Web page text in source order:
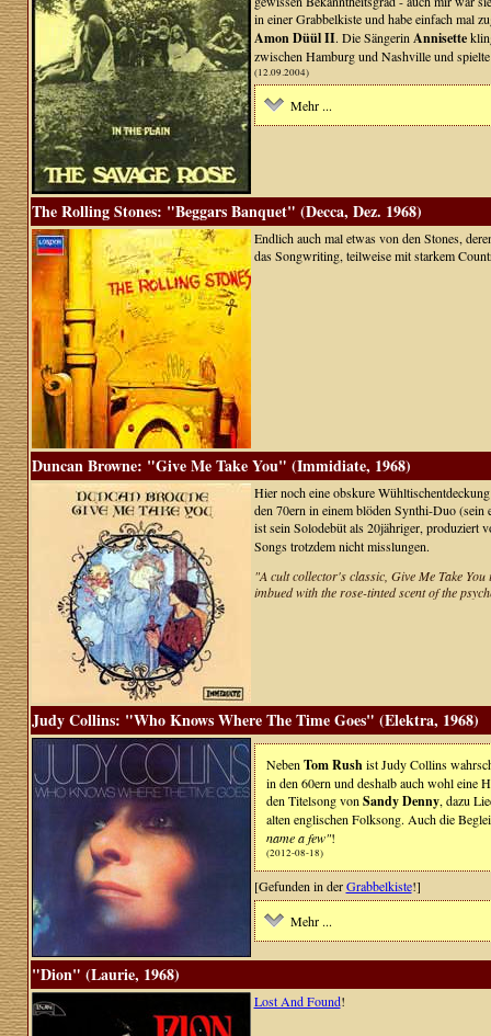
in einer Grabbelkiste und habe einfach mal
Amon Düül II. Die Sängerin Annisette
zwischen Hamburg und Nashville und
(12.09.2004)
Mehr ...
The Rolling Stones: "Beggars Banquet" (Decca, Dez. 1968)
Endlich auch mal etwas von den Stones,
das Songwriting, teilweise mit starkem
Duncan Browne: "Give Me Take You" (Immidiate, 1968)
Hier noch eine obskure
den 70ern in einem blöden Synthi-Duo (sein
ist sein Solodebüt als 20jähriger, produziert
Songs trotzdem nicht misslungen.
"A cult collector's classic, Give Me Take
imbued with the rose-tinted scent of the
Judy Collins: "Who Knows Where The Time Goes" (Elektra, 1968)
Neben Tom Rush ist Judy Collins
in den 60ern und deshalb auch wohl eine
den Titelsong von Sandy Denny, dazu
alten englischen Folksong. Auch die
name a few"!
(2012-08-18)
[Gefunden in derGrabbelkiste!]
Mehr ...
"Dion" (Laurie, 1968)
Lost And Found!